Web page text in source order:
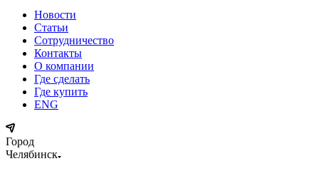
Новости
Статьи
Сотрудничество
Контакты
О компании
Где сделать
Где купить
ENG
Город
Челябинск